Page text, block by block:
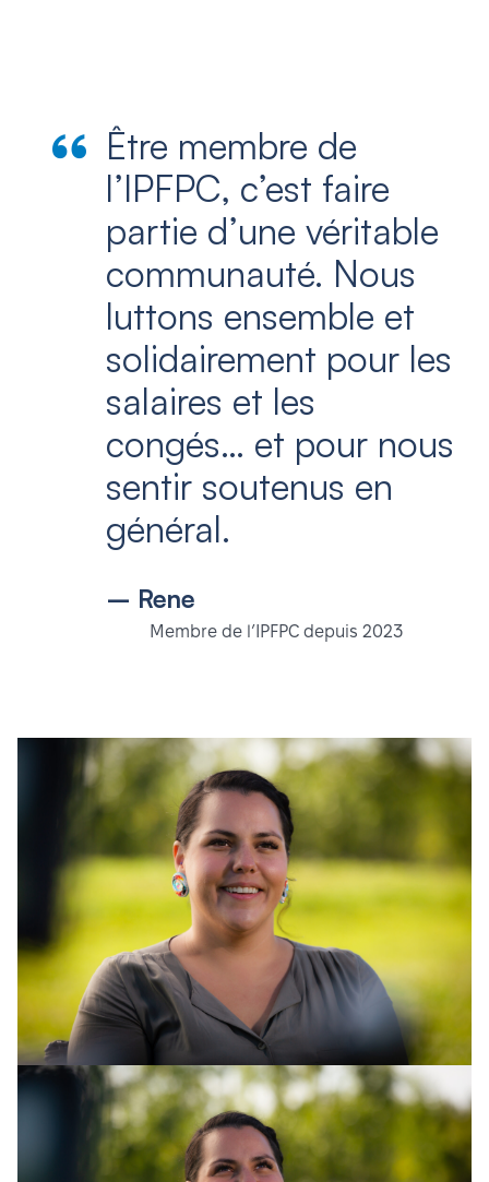
Être membre de
l’IPFPC, c’est faire
partie d’une véritable
communauté. Nous
luttons ensemble et
solidairement pour les
salaires et les
congés… et pour nous
sentir soutenus en
général.
– Rene
Membre de l’IPFPC depuis 2023